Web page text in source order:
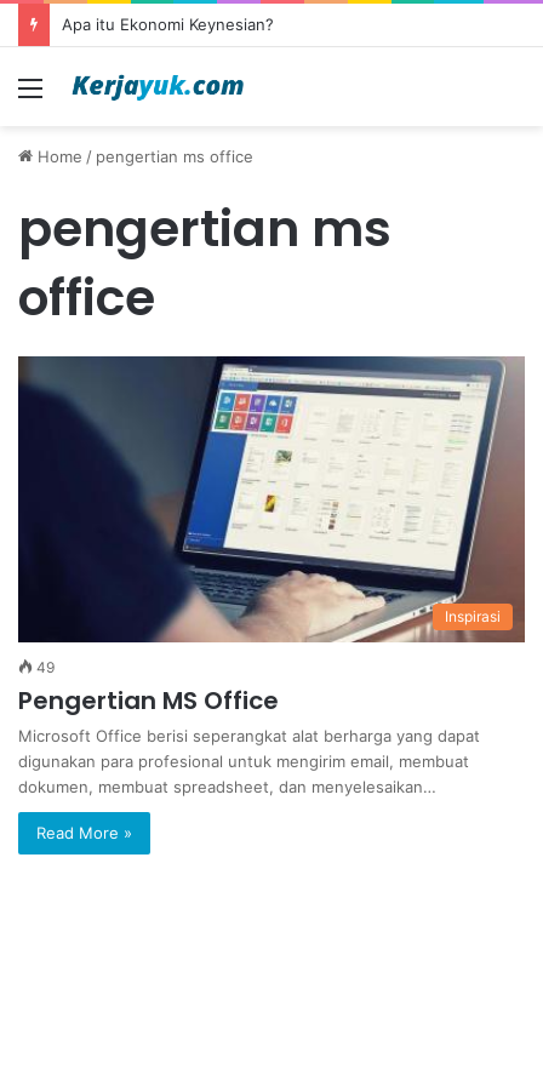
Apa itu Ekonomi Keynesian?
Menu
Home / pengertian ms office
pengertian ms
office
Inspirasi
49
Pengertian MS Office
Microsoft Office berisi seperangkat alat berharga yang dapat
digunakan para profesional untuk mengirim email, membuat
dokumen, membuat spreadsheet, dan menyelesaikan…
Read More »